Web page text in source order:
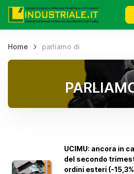
Home parliamo di
UCIMU: ancora in
del secondo
ordini esteri (-